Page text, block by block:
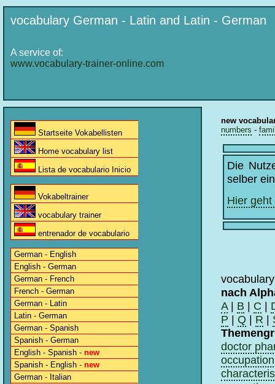
vocabulary German - Latin and Latin - German
A service of:
www.vocabulary-trainer-online.com
Startseite Vokabellisten
Home vocabulary list
Lista de vocabulario Inicio
Vokabeltrainer
vocabulary trainer
entrenador de vocabulario
German - English
English - German
German - French
French - German
German - Latin
Latin - German
German - Spanish
Spanish - German
English - Spanish - new
Spanish - English - new
German - Italian
new
numbers -
Die
selber
Hier
nach
A| B | C |
P | Q | R |
doctor